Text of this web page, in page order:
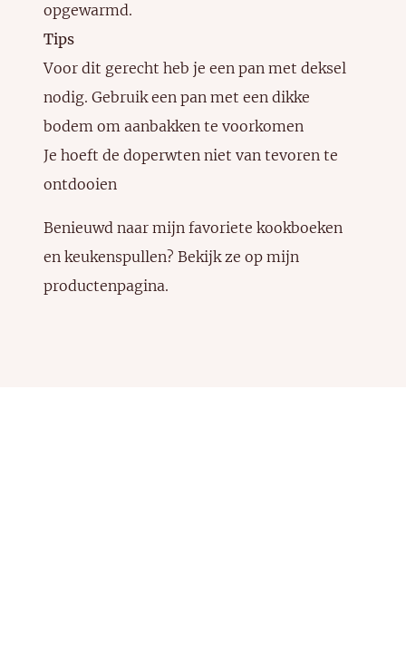
opgewarmd.
Tips
Voor dit gerecht heb je een pan met deksel
nodig. Gebruik een pan met een dikke
bodem om aanbakken te voorkomen
Je hoeft de doperwten niet van tevoren te
ontdooien
Benieuwd naar mijn favoriete kookboeken
en keukenspullen? Bekijk ze op mijn
productenpagina.